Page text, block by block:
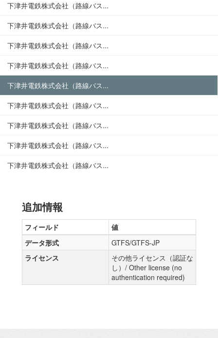
下津井電鉄株式会社（路線バス...
下津井電鉄株式会社（路線バス...
下津井電鉄株式会社（路線バス...
下津井電鉄株式会社（路線バス...
下津井電鉄株式会社（路線バス...
下津井電鉄株式会社（路線バス...
下津井電鉄株式会社（路線バス...
下津井電鉄株式会社（路線バス...
下津井電鉄株式会社（路線バス...
追加情報
フィールド
値
データ形式
GTFS/GTFS-JP
ライセンス
その他ライセンス（認証な
し）/ Other license (no
authentication required)